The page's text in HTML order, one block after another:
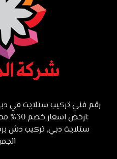
رقم فني تركيب ستلايت في
:ارخص
ستلايت دبي, تركيب دش